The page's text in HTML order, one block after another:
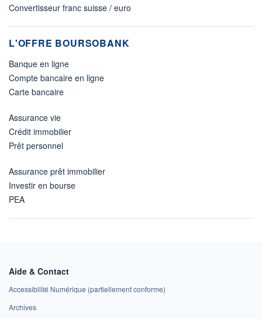
Convertisseur franc suisse / euro
L'OFFRE BOURSOBANK
Banque en ligne
Compte bancaire en ligne
Carte bancaire
Assurance vie
Crédit immobilier
Prêt personnel
Assurance prêt immobilier
Investir en bourse
PEA
Aide & Contact
Accessibilité Numérique (partiellement conforme)
Archives